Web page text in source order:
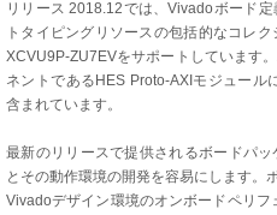
リリース 2018.12では、Vivadoボード
トタイピングリソースの包括的なコレ
XCVU9P-ZU7EVをサポートしています
ネントであるHES Proto-AXIモジュール
含まれています。
最新のリリースで提供されるボードパ
とその動作環境の開発を容易にします。
Vivadoデザイン環境のオンボードペリ